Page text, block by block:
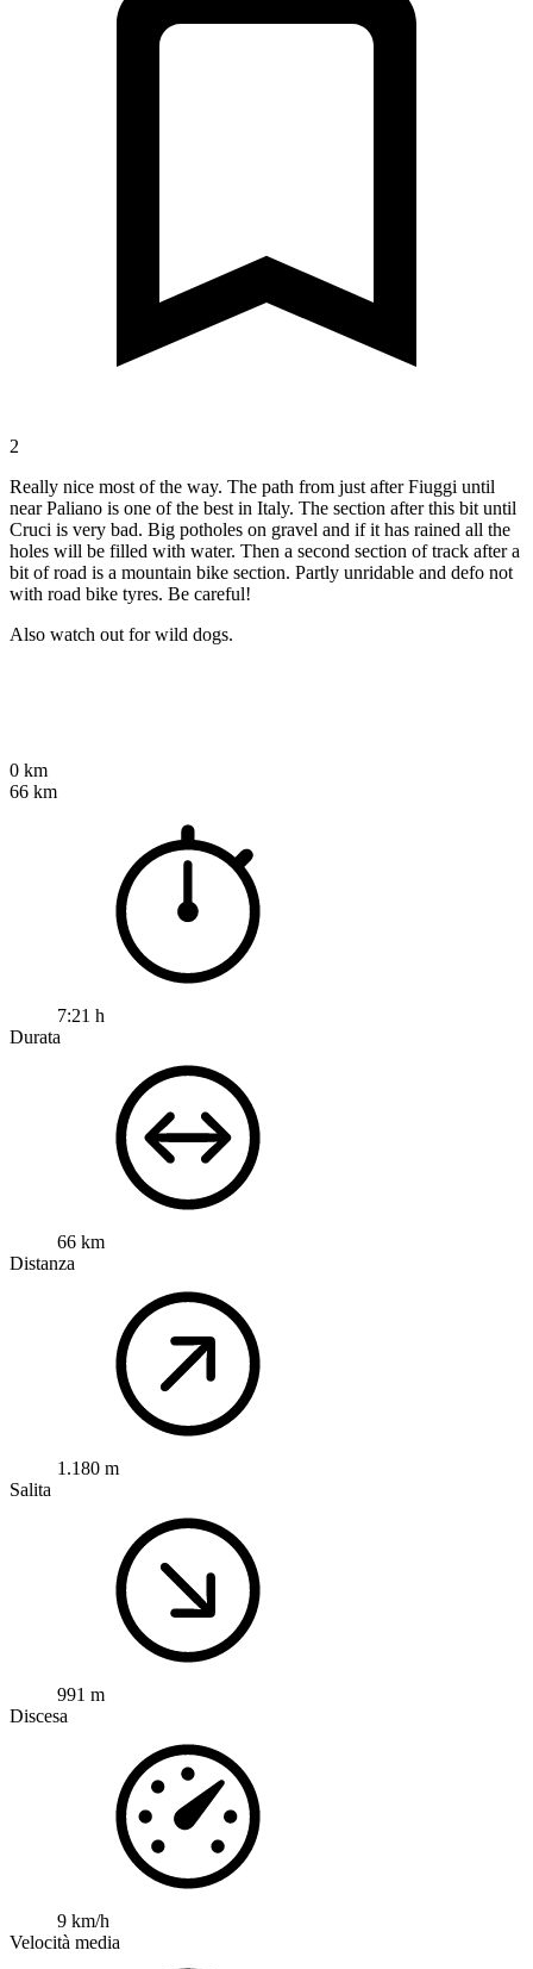
2
Really nice most of the way. The path from just after Fiuggi until
near Paliano is one of the best in Italy. The section after this bit until
Cruci is very bad. Big potholes on gravel and if it has rained all the
holes will be filled with water. Then a second section of track after a
bit of road is a mountain bike section. Partly unridable and defo not
with road bike tyres. Be careful!
Also watch out for wild dogs.
0 km
66 km
7:21 h
Durata
66 km
Distanza
1.180 m
Salita
991 m
Discesa
9 km/h
Velocità media